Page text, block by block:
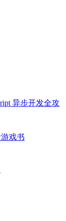
异步开发全攻
戏书